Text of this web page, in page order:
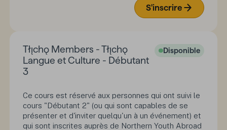
S'inscrire
Tłı̨chǫ Members - Tłı̨chǫ
Langue et Culture - Débutant
3
Disponible
Ce cours est réservé aux personnes qui ont suivi le
cours "Débutant 2" (ou qui sont capables de se
présenter et d'inviter quelqu'un à un événement) et
qui sont inscrites auprès de Northern Youth Abroad